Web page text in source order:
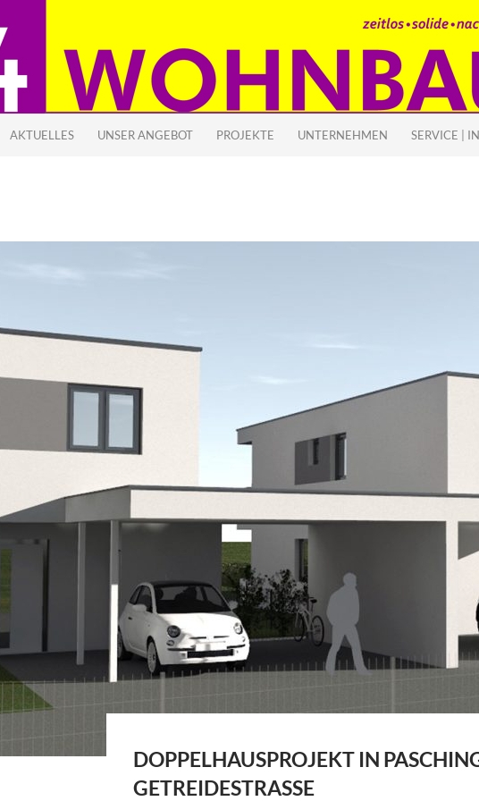
AKTUELLES
UNSER ANGEBOT PROJEKTE UNTERNEHMEN SERVICE |
DOPPELHAUSPROJEKT IN
GETREIDESTRASSE